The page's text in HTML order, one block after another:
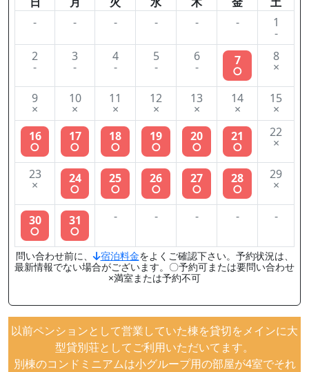
-
- - - - - 1
-
2
-
3
-
4
-
5
-
6
- 7
○
8
×
9
×
10
×
11
×
12
×
13
×
14
×
15
×
16
○
17
○
18
○
19
○
20
○
21
○
22
×
23
× 24
○
25
○
26
○
27
○
28
○
29
×
30
○
31
○
- - - - -
問い合わせ前に、 宿泊料金をよくご確認下さい。予約状況は、
最新情報でない場合がございます。〇予約可または要問い合わせ
×満室または予約不可
以前ペンションとして営業していた棟を貸切をメインに大
型貸別荘としてご利用いただいてます。
別棟のコンドミニアムは小グループ用の部屋が4室でそれ